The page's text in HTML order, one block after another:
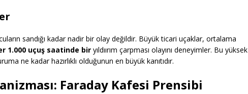
sandığı kadar nadir bir olay değildir. Büyük ticari uçaklar, ortalama
1.000 uçuş saatinde bir yıldıırım çarpması olayını deneyimler. Bu yüksek
ne kadar hazırlıklı olduğunun en büyük kanıtıdır.
Faraday Kafesi Prensibi